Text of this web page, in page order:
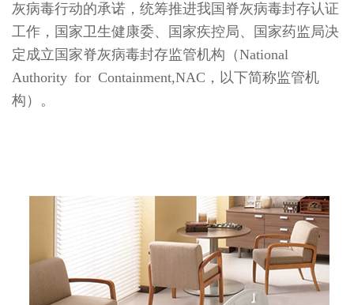
灰病毒行动的承诺，统筹推进我国脊灰病毒封存认证
工作，国家卫生健康委、国家疾控局、国家药监局决
定成立国家脊灰病毒封存监管机构（National
Authority for Containment,NAC，以下简称监管机
构）。